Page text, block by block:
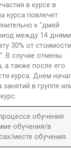
в курсе в
курса повлечет
к "дмей
между 14
30% от стоимости
В случае отмены
а также после его
курса. Днем
в группе
обучения
обучения/в
месте обучения.